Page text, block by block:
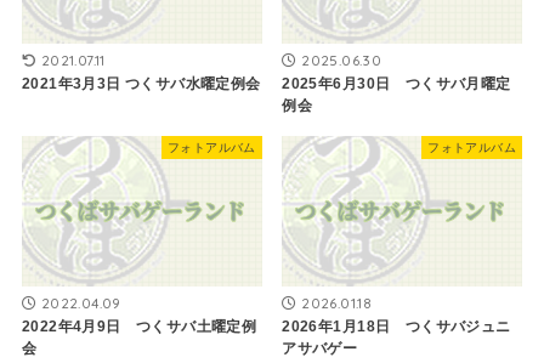
2021.07.11
2021年3月3日 ​つくサバ水曜定例会
2025.06.30
2025年6月30日 つくサバ月曜定
例会
フォトアルバム
2022.04.09
2022年4月9日 つくサバ土曜定例
会
フォトアルバム
2026.01.18
2026年1月18日 つくサバジュニ
アサバゲー